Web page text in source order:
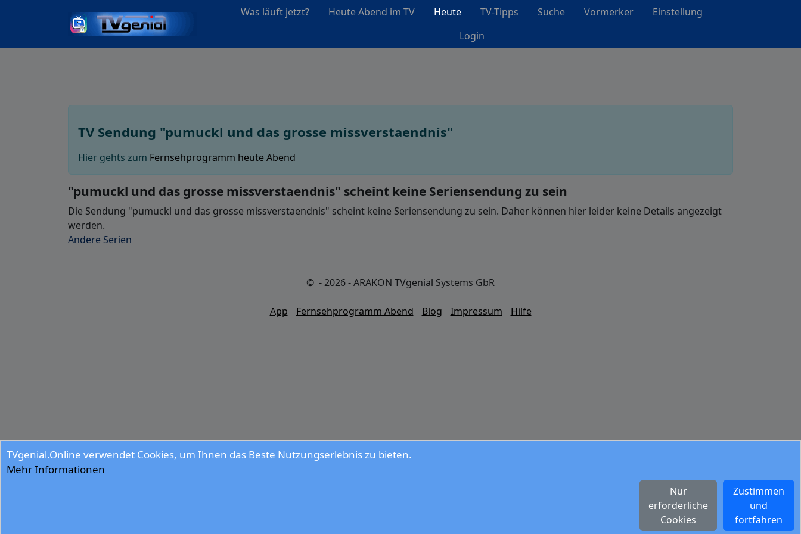
Was läuft jetzt? Heute Abend im TV Heute TV-Tipps Suche Vormerker
Einstellung
Login
TVgenial.Online verwendet Cookies, um Ihnen das Beste Nutzungserlebnis zu bieten.
Mehr Informationen
Zustimmen
und
fortfahren
Nur
erforderliche
Cookies
TV Sendung "pumuckl und das grosse missverstaendnis"
Hier gehts zum Fernsehprogramm heute Abend
"pumuckl und das grosse missverstaendnis" scheint keine Seriensendung zu sein
Die Sendung "pumuckl und das grosse missverstaendnis" scheint keine Seriensendung zu sein. Daher können hier leider keine Details angezeigt
werden.
Andere Serien
© - 2026 - ARAKON TVgenial Systems GbR
App Fernsehprogramm Abend Blog Impressum Hilfe